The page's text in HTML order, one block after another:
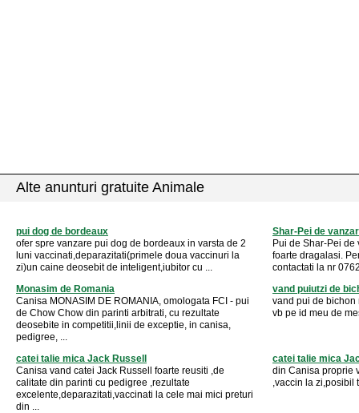
Alte anunturi gratuite Animale
pui dog de bordeaux
ofer spre vanzare pui dog de bordeaux in varsta de 2
luni vaccinati,deparazitati(primele doua vaccinuri la
zi)un caine deosebit de inteligent,iubitor cu ...
Shar-Pei de
Pui de Shar-Pei
foarte dragalasi.
contactati la nr
Monasim de Romania
Canisa MONASIM DE ROMANIA, omologata FCI - pui
de Chow Chow din parinti arbitrati, cu rezultate
deosebite in competitii,linii de exceptie, in canisa,
pedigree, ...
vand puiutzi de
vand pui de bichon
vb pe id meu de
catei talie mica Jack Russell
Canisa vand catei Jack Russell foarte reusiti ,de
calitate din parinti cu pedigree ,rezultate
excelente,deparazitati,vaccinati la cele mai mici preturi
din ...
catei talie mica
din Canisa proprie
,vaccin la zi,posibil